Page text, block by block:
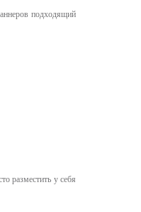
подходящий
разместить у себя